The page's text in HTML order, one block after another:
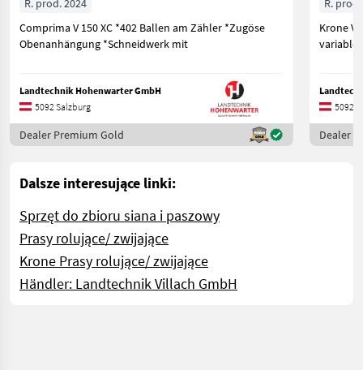
R. prod. 2024
Comprima V 150 XC *402 Ballen am Zähler *Zugöse
Obenanhängung *Schneidwerk mit
Landtechnik Hohenwarter GmbH
5092 Salzburg
Dealer Premium Gold
R.
Krone
5092
Dealer
Dalsze interesujące linki:
Sprzęt do zbioru siana i paszowy
Prasy rolujące/ zwijające
Krone Prasy rolujące/ zwijające
Händler: Landtechnik Villach GmbH